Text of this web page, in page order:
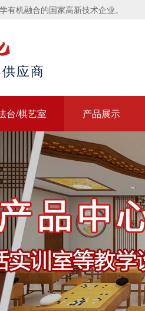
机融合的国家高新技术企业。
应商
台/棋艺室 产品展示